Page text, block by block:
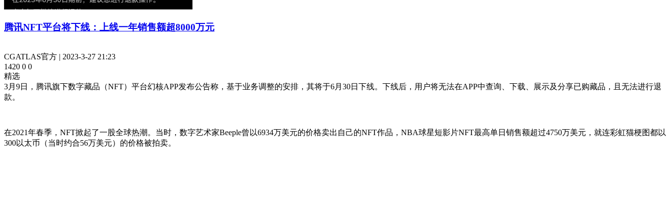
腾讯NFT平台将下线：上线一年销售额超8000万元
CGATLAS官方 | 2023-3-27 21:23
1420 0 0
精选
3月9日，腾讯旗下数字藏品（NFT）平台幻核APP发布公告称，基于业务调整的安排，其将于6月30日下线。下线后，用户将无法在APP中查询、下载、展示及分享已购藏品，且无法进行退
款。
在2021年春季，NFT掀起了一股全球热潮。当时，数字艺术家Beeple曾以6934万美元的价格卖出自己的NFT作品，NBA球星短影片NFT最高单日销售额超过4750万美元，就连彩虹猫梗图都以
300以太币（当时约合56万美元）的价格被拍卖。